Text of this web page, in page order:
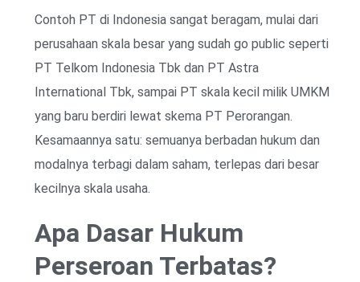
Contoh PT di Indonesia sangat beragam, mulai dari
perusahaan skala besar yang sudah go public seperti
PT Telkom Indonesia Tbk dan PT Astra
International Tbk, sampai PT skala kecil milik UMKM
yang baru berdiri lewat skema PT Perorangan.
Kesamaannya satu: semuanya berbadan hukum dan
modalnya terbagi dalam saham, terlepas dari besar
kecilnya skala usaha.
Apa Dasar Hukum
Perseroan Terbatas?